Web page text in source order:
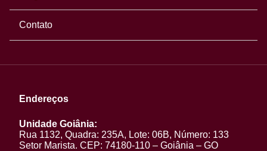
Contato
Endereços
Unidade Goiânia:
Rua 1132, Quadra: 235A, Lote: 06B, Número: 133
Setor Marista. CEP: 74180-110 – Goiânia – GO